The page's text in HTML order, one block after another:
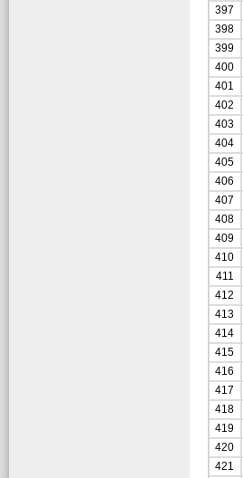
397
398
399
400
401
402
403
404
405
406
407
408
409
410
411
412
413
414
415
416
417
418
419
420
421